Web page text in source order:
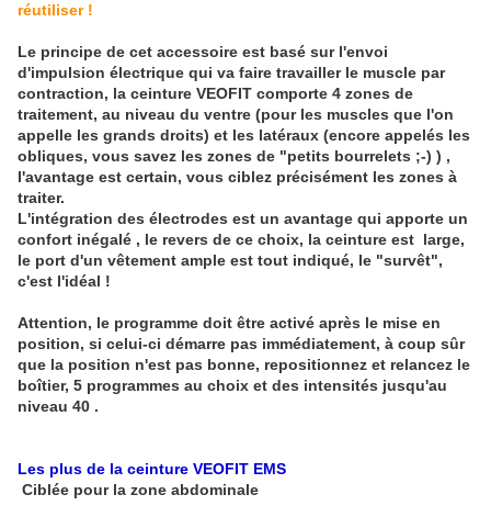
réutiliser !
Le principe de cet accessoire est basé sur l'envoi
d'impulsion électrique qui va faire travailler le muscle par
contraction, la ceinture VEOFIT comporte 4 zones de
traitement, au niveau du ventre (pour les muscles que l'on
appelle les grands droits) et les latéraux (encore appelés les
obliques, vous savez les zones de "petits bourrelets ;-) ) ,
l'avantage est certain, vous ciblez précisément les zones à
traiter.
L'intégration des électrodes est un avantage qui apporte un
confort inégalé , le revers de ce choix, la ceinture est large,
le port d'un vêtement ample est tout indiqué, le "survêt",
c'est l'idéal !
Attention, le programme doit être activé après le mise en
position, si celui-ci démarre pas immédiatement, à coup sûr
que la position n'est pas bonne, repositionnez et relancez le
boîtier, 5 programmes au choix et des intensités jusqu'au
niveau 40 .
Les plus de la ceinture VEOFIT EMS
Ciblée pour la zone abdominale